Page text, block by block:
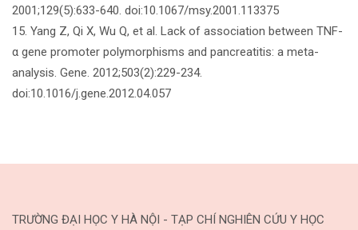
2001;129(5):633-640. doi:10.1067/msy.2001.113375
15. Yang Z, Qi X, Wu Q, et al. Lack of association between TNF-
α gene promoter polymorphisms and pancreatitis: a meta-
analysis. Gene. 2012;503(2):229-234.
doi:10.1016/j.gene.2012.04.057
TRƯỜNG ĐẠI HỌC Y HÀ NỘI - TẠP CHÍ NGHIÊN CỨU Y HỌC